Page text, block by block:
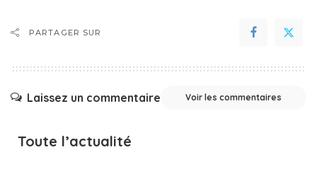
PARTAGER SUR
Laissez un commentaire Voir les commentaires
Toute l’actualité